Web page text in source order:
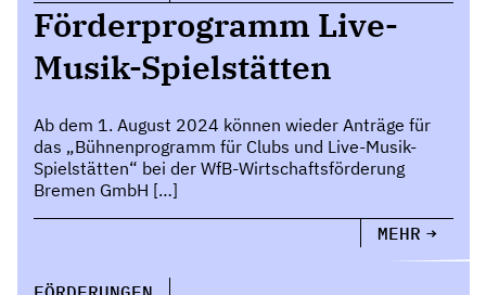
Förderprogramm Live-
Musik-Spielstätten
Ab dem 1. August 2024 können wieder Anträge für
das „Bühnenprogramm für Clubs und Live-Musik-
Spielstätten“ bei der WfB-Wirtschaftsförderung
Bremen GmbH […]
MEHR